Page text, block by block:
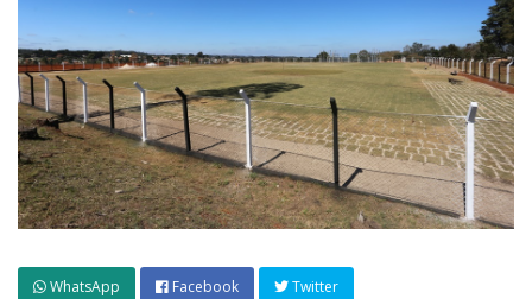
WhatsApp Facebook Twitter